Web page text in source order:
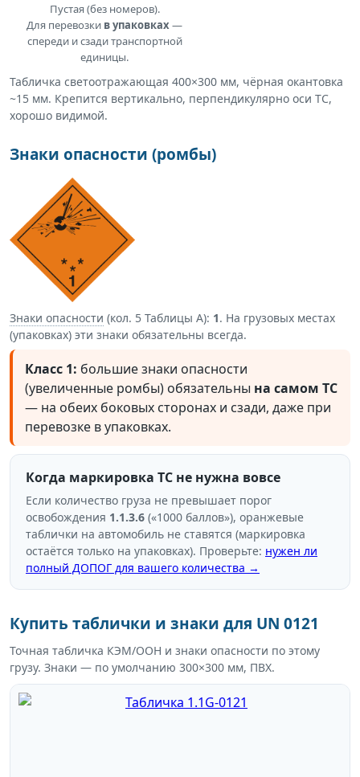
Пустая (без номеров).
Для перевозки в упаковках—
спереди и сзади транспортной
единицы.
Табличка светоотражающая 400×300 мм, чёрная окантовка
~15 мм. Крепится вертикально, перпендикулярно оси ТС,
хорошо видимой.
Знаки опасности (ромбы)
Знаки опасности (кол. 5 Таблицы А): 1. На грузовых местах
(упаковках) эти знаки обязательны всегда.
Класс 1: большие знаки опасности
(увеличенные ромбы) обязательны на самом ТС
— на обеих боковых сторонах и сзади, даже при
перевозке в упаковках.
Когда маркировка ТС не нужна вовсе
Если количество груза не превышает порог
освобождения 1.1.3.6 («1000 баллов»), оранжевые
таблички на автомобиль не ставятся (маркировка
остаётся только на упаковках). Проверьте: нужен ли
полный ДОПОГ для вашего количества →
Купить таблички и знаки для UN 0121
Точная табличка КЭМ/ООН и знаки опасности по этому
грузу. Знаки — по умолчанию 300×300 мм, ПВХ.